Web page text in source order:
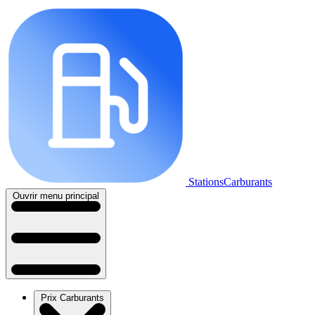
StationsCarburants
Ouvrir menu principal
Prix Carburants